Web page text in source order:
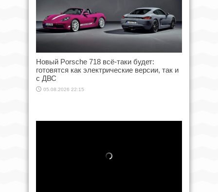
Новый Porsche 718 всё-таки будет:
готовятся как электрические версии, так и
с ДВС
05.08.2026 22:15